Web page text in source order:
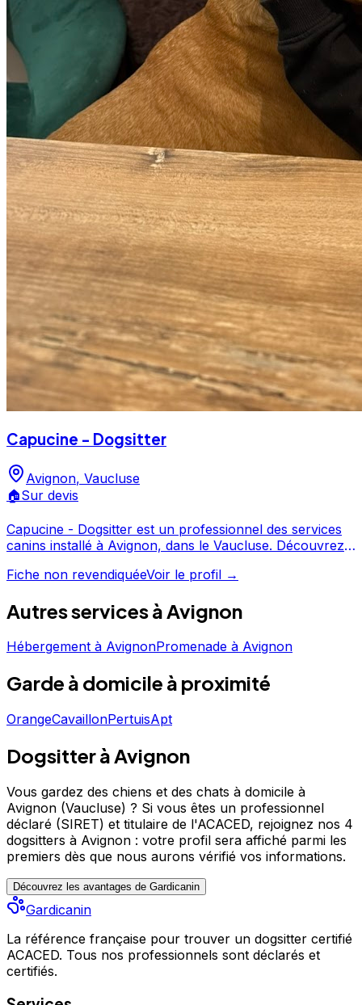
Capucine - Dogsitter
Avignon, Vaucluse
🏠Sur devis
Capucine - Dogsitter est un professionnel des services
canins installé à Avignon, dans le Vaucluse. Découvrez
fiche. Capucine - Dogsitter est un professionnel du
Fiche non revendiquéeVoir le profil →
Autres services à Avignon
Hébergement à AvignonPromenade à Avignon
Garde à domicile à proximité
OrangeCavaillonPertuisApt
Dogsitter à Avignon
Vous gardez des chiens et des chats à domicile à
Avignon (Vaucluse) ? Si vous êtes un professionnel
déclaré (SIRET) et titulaire de l'ACACED, rejoignez nos 4
dogsitters à Avignon : votre profil sera affiché parmi les
premiers dès que nous aurons vérifié vos informations.
Découvrez les avantages de Gardicanin
Gardicanin
La référence française pour trouver un dogsitter certifié
ACACED. Tous nos professionnels sont déclarés et
certifiés.